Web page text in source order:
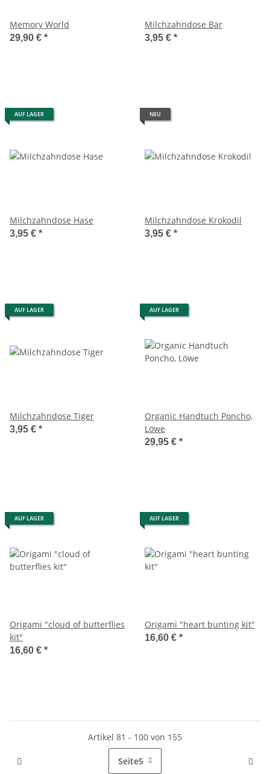
Memory World
29,90 € *
Milchzahndose Bär
3,95 € *
AUF LAGER
Milchzahndose Hase
3,95 € *
NEU
Milchzahndose Krokodil
3,95 € *
AUF LAGER
Milchzahndose Tiger
3,95 € *
AUF LAGER
Organic Handtuch Poncho,
Löwe
29,95 € *
AUF LAGER
Origami "cloud of butterflies
kit"
16,60 € *
AUF LAGER
Origami "heart bunting kit"
16,60 € *
Artikel 81 - 100 von 155
Seite5